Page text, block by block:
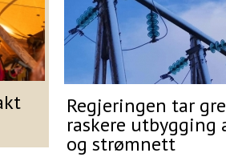
Regjeringen tar
raskere utbygging
og strømnett